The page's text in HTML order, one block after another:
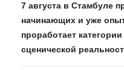
7 августа в Стамбуле
начинающих и уже
проработает
сценической